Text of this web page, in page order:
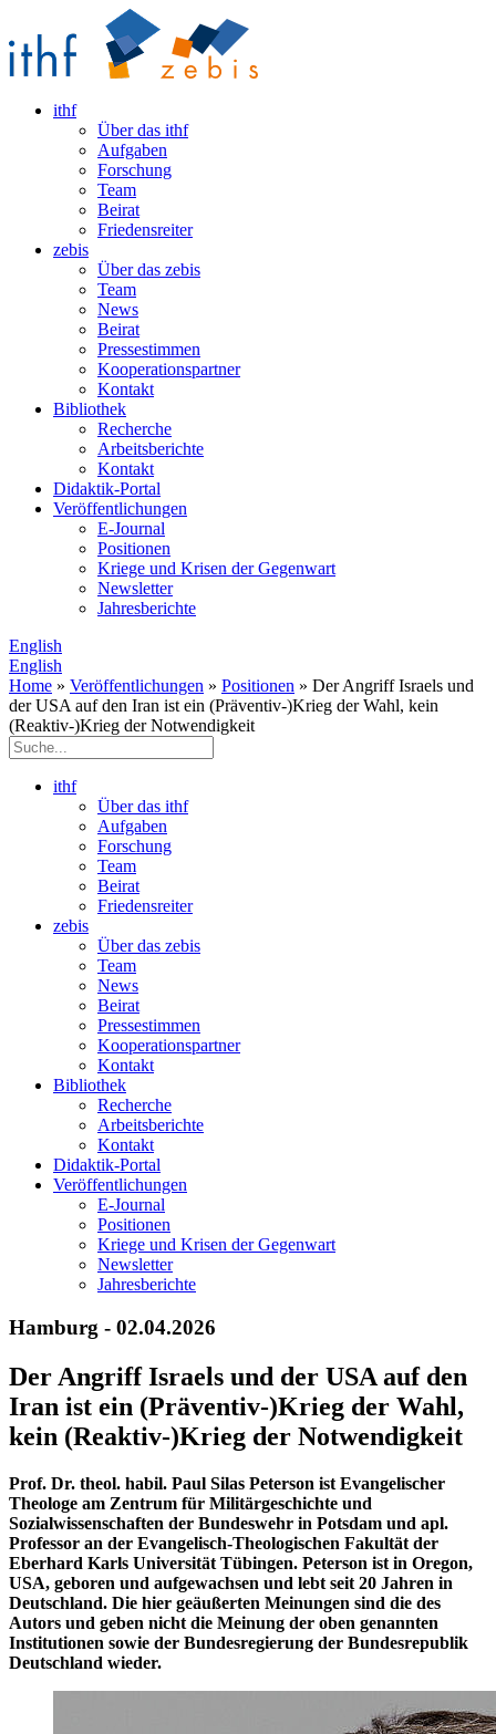
ithf
Über das ithf
Aufgaben
Forschung
Team
Beirat
Friedensreiter
zebis
Über das zebis
Team
News
Beirat
Pressestimmen
Kooperationspartner
Kontakt
Bibliothek
Recherche
Arbeitsberichte
Kontakt
Didaktik-Portal
Veröffentlichungen
E­-Journal
Positionen
Kriege und Krisen der Gegenwart
Newsletter
Jahresberichte
English
English
Home » Veröffentlichungen » Positionen » Der Angriff Israels und
der USA auf den Iran ist ein (Präventiv-)Krieg der Wahl, kein
(Reaktiv-)Krieg der Notwendigkeit
ithf
Über das ithf
Aufgaben
Forschung
Team
Beirat
Friedensreiter
zebis
Über das zebis
Team
News
Beirat
Pressestimmen
Kooperationspartner
Kontakt
Bibliothek
Recherche
Arbeitsberichte
Kontakt
Didaktik-Portal
Veröffentlichungen
E­-Journal
Positionen
Kriege und Krisen der Gegenwart
Newsletter
Jahresberichte
Hamburg - 02.04.2026
Der Angriff Israels und der USA auf den
Iran ist ein (Präventiv-)Krieg der Wahl,
kein (Reaktiv-)Krieg der Notwendigkeit
Prof. Dr. theol. habil. Paul Silas Peterson ist Evangelischer
Theologe am Zentrum für Militärgeschichte und
Sozialwissenschaften der Bundeswehr in Potsdam und apl.
Professor an der Evangelisch-Theologischen Fakultät der
Eberhard Karls Universität Tübingen. Peterson ist in Oregon,
USA, geboren und aufgewachsen und lebt seit 20 Jahren in
Deutschland. Die hier geäußerten Meinungen sind die des
Autors und geben nicht die Meinung der oben genannten
Institutionen sowie der Bundesregierung der Bundesrepublik
Deutschland wieder.